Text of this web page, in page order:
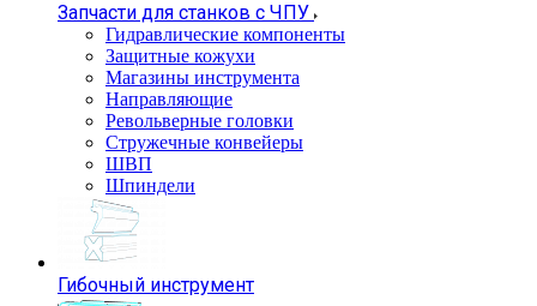
Запчасти для станков с ЧПУ
Гидравлические компоненты
Защитные кожухи
Магазины инструмента
Направляющие
Револьверные головки
Стружечные конвейеры
ШВП
Шпиндели
Гибочный инструмент